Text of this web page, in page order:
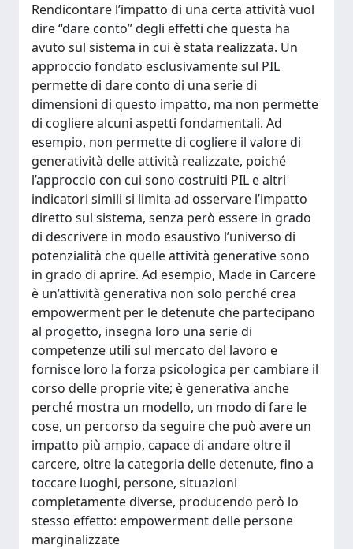
Rendicontare l’impatto di una certa attività vuol
dire “dare conto” degli effetti che questa ha
avuto sul sistema in cui è stata realizzata. Un
approccio fondato esclusivamente sul PIL
permette di dare conto di una serie di
dimensioni di questo impatto, ma non permette
di cogliere alcuni aspetti fondamentali. Ad
esempio, non permette di cogliere il valore di
generatività delle attività realizzate, poiché
l’approccio con cui sono costruiti PIL e altri
indicatori simili si limita ad osservare l’impatto
diretto sul sistema, senza però essere in grado
di descrivere in modo esaustivo l’universo di
potenzialità che quelle attività generative sono
in grado di aprire. Ad esempio, Made in Carcere
è un’attività generativa non solo perché crea
empowerment per le detenute che partecipano
al progetto, insegna loro una serie di
competenze utili sul mercato del lavoro e
fornisce loro la forza psicologica per cambiare il
corso delle proprie vite; è generativa anche
perché mostra un modello, un modo di fare le
cose, un percorso da seguire che può avere un
impatto più ampio, capace di andare oltre il
carcere, oltre la categoria delle detenute, fino a
toccare luoghi, persone, situazioni
completamente diverse, producendo però lo
stesso effetto: empowerment delle persone
marginalizzate